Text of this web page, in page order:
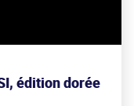
édition dorée